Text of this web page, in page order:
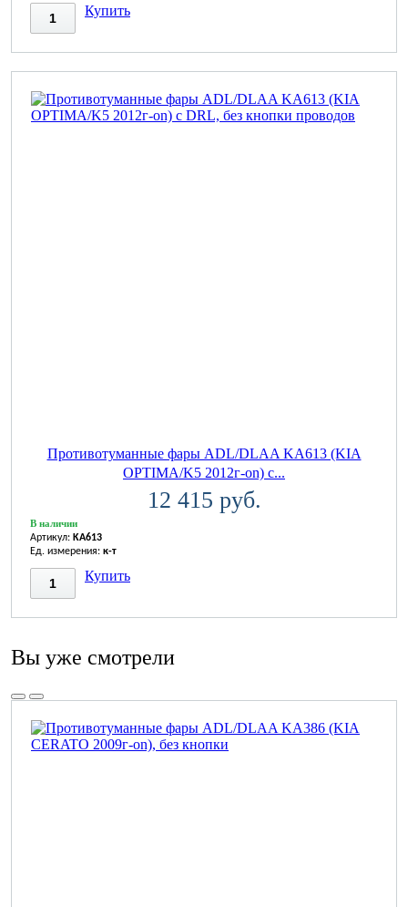
Купить
Противотуманные фары ADL/DLAA KA613 (KIA
OPTIMA/K5 2012г-on) с...
12 415 руб.
В наличии
Артикул: KA613
Ед. измерения: к-т
Купить
Вы уже смотрели